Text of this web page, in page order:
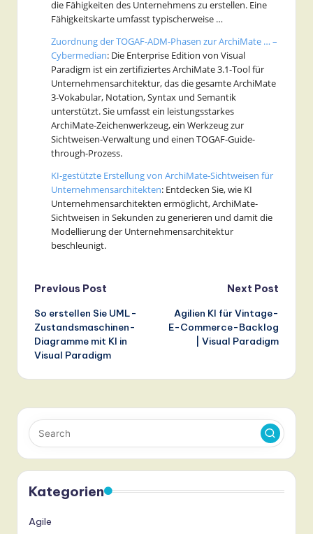
die Fähigkeiten des Unternehmens zu erstellen. Eine
Fähigkeitskarte umfasst typischerweise …
Zuordnung der TOGAF-ADM-Phasen zur ArchiMate … –
Cybermedian: Die Enterprise Edition von Visual
Paradigm ist ein zertifiziertes ArchiMate 3.1-Tool für
Unternehmensarchitektur, das die gesamte ArchiMate
3-Vokabular, Notation, Syntax und Semantik
unterstützt. Sie umfasst ein leistungsstarkes
ArchiMate-Zeichenwerkzeug, ein Werkzeug zur
Sichtweisen-Verwaltung und einen TOGAF-Guide-
through-Prozess.
KI-gestützte Erstellung von ArchiMate-Sichtweisen für
Unternehmensarchitekten: Entdecken Sie, wie KI
Unternehmensarchitekten ermöglicht, ArchiMate-
Sichtweisen in Sekunden zu generieren und damit die
Modellierung der Unternehmensarchitektur
beschleunigt.
Post
navigation
Previous Post
So erstellen Sie UML-
Zustandsmaschinen-
Diagramme mit KI in
Visual Paradigm
Next Post
Agilien KI für Vintage-
E-Commerce-Backlog
| Visual Paradigm
Kategorien
Agile